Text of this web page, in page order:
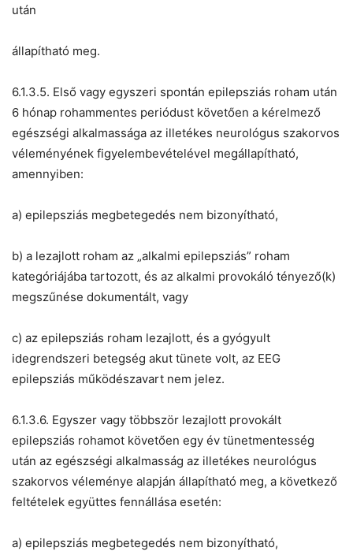
után
állapítható meg.
6.1.3.5. Első vagy egyszeri spontán epilepsziás roham után
6 hónap rohammentes periódust követően a kérelmező
egészségi alkalmassága az illetékes neurológus szakorvos
véleményének figyelembevételével megállapítható,
amennyiben:
a) epilepsziás megbetegedés nem bizonyítható,
b) a lezajlott roham az „alkalmi epilepsziás” roham
kategóriájába tartozott, és az alkalmi provokáló tényező(k)
megszűnése dokumentált, vagy
c) az epilepsziás roham lezajlott, és a gyógyult
idegrendszeri betegség akut tünete volt, az EEG
epilepsziás működészavart nem jelez.
6.1.3.6. Egyszer vagy többször lezajlott provokált
epilepsziás rohamot követően egy év tünetmentesség
után az egészségi alkalmasság az illetékes neurológus
szakorvos véleménye alapján állapítható meg, a következő
feltételek együttes fennállása esetén:
a) epilepsziás megbetegedés nem bizonyítható,